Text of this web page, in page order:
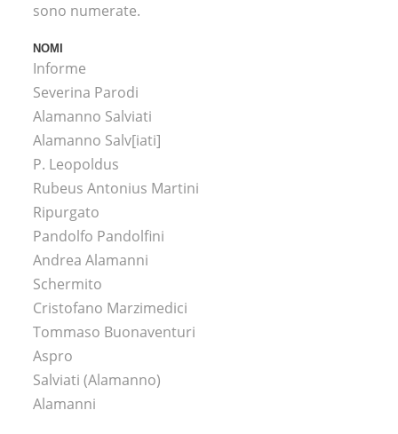
sono numerate.
NOMI
Informe
Severina Parodi
Alamanno Salviati
Alamanno Salv[iati]
P. Leopoldus
Rubeus Antonius Martini
Ripurgato
Pandolfo Pandolfini
Andrea Alamanni
Schermito
Cristofano Marzimedici
Tommaso Buonaventuri
Aspro
Salviati (Alamanno)
Alamanni